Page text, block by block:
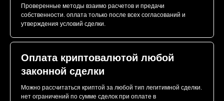
Проверенные методы взаимо расчетов и предачи
собственности. оплата только после всех согласований и
утверждения условий сделки.
Оплата криптовалютой любой
законной сделки
Можно рассчитаться криптой за любой тип легитимной сделки.
нет ограничений по сумме сделок при оплате в